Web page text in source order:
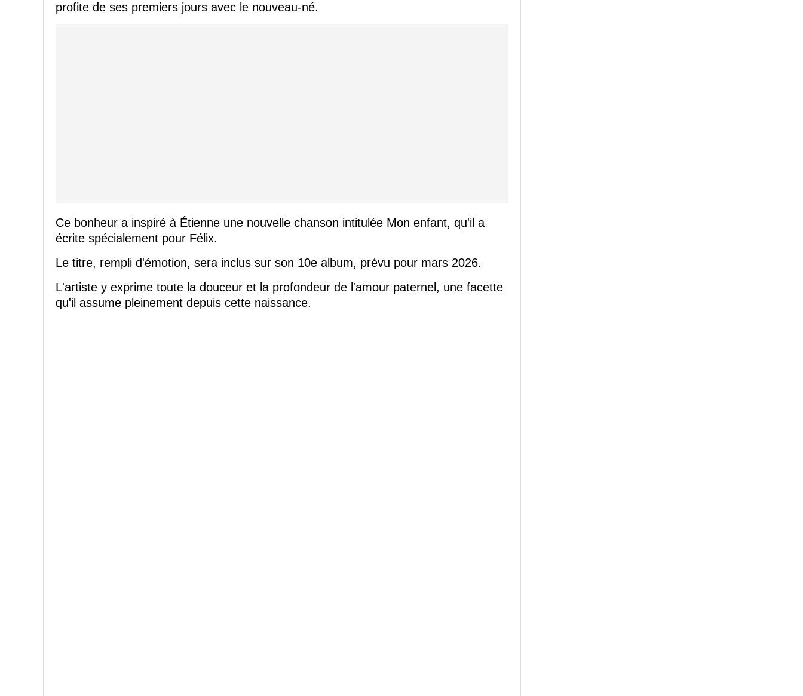
profite de ses premiers jours avec le nouveau-né.
Ce bonheur a inspiré à Étienne une nouvelle chanson intitulée Mon enfant, qu'il a
écrite spécialement pour Félix.
Le titre, rempli d'émotion, sera inclus sur son 10e album, prévu pour mars 2026.
L'artiste y exprime toute la douceur et la profondeur de l'amour paternel, une facette
qu'il assume pleinement depuis cette naissance.